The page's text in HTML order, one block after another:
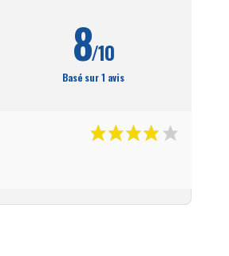
8/10
Basé sur 1 avis